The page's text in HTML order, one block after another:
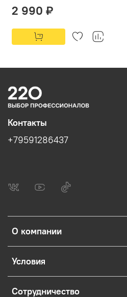
2 990 ₽
О компании
Условия
Сотрудничество
Контакты
+79591286437